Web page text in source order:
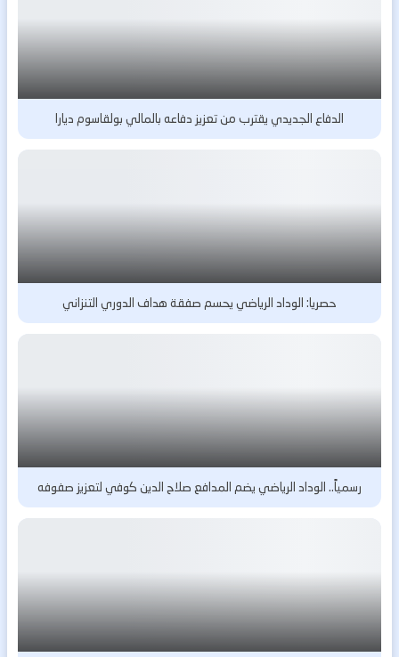
الدفاع الجديدي يقترب من تعزيز دفاعه بالمالي بولقاسوم ديارا
حصريا: الوداد الرياضي يحسم صفقة هداف الدوري التنزاني
رسمياً.. الوداد الرياضي يضم المدافع صلاح الدين كوفي لتعزيز صفوفه